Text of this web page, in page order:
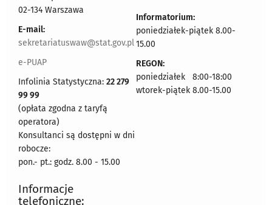
02-134 Warszawa
E-mail:
sekretariatuswaw@stat.gov.pl
e-PUAP
Infolinia Statystyczna: 22 279
99 99
(opłata zgodna z taryfą
operatora)
Konsultanci są dostępni w dni
robocze:
pon.- pt.: godz. 8.00 - 15.00
Informatorium:
poniedziałek-piątek 8.00-
15.00
REGON:
poniedziałek 8:00-18:00
wtorek-piątek 8.00-15.00
Informacje
telefoniczne: